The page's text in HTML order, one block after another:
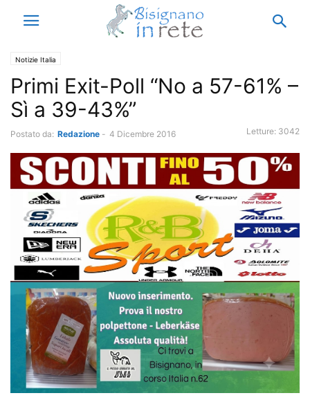
Notizie Italia
Primi Exit-Poll “No a 57-61% –
Sì a 39-43%”
Postato da: Redazione - 4 Dicembre 2016 Letture: 3042